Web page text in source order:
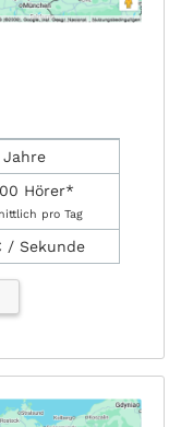
Hörer*
pro Tag
/ Sekunde